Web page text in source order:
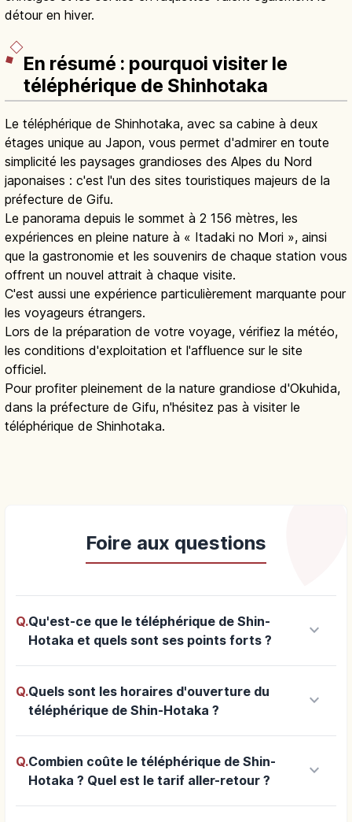
détour en hiver.
En résumé : pourquoi visiter le
téléphérique de Shinhotaka
Le téléphérique de Shinhotaka, avec sa cabine à deux
étages unique au Japon, vous permet d'admirer en toute
simplicité les paysages grandioses des Alpes du Nord
japonaises : c'est l'un des sites touristiques majeurs de la
préfecture de Gifu.
Le panorama depuis le sommet à 2 156 mètres, les
expériences en pleine nature à « Itadaki no Mori », ainsi
que la gastronomie et les souvenirs de chaque station vous
offrent un nouvel attrait à chaque visite.
C'est aussi une expérience particulièrement marquante pour
les voyageurs étrangers.
Lors de la préparation de votre voyage, vérifiez la météo,
les conditions d'exploitation et l'affluence sur le site
officiel.
Pour profiter pleinement de la nature grandiose d'Okuhida,
dans la préfecture de Gifu, n'hésitez pas à visiter le
téléphérique de Shinhotaka.
Foire aux questions
Q.Qu'est-ce que le téléphérique de Shin-
Hotaka et quels sont ses points forts ?
keyboard_arrow_down
Q.Quels sont les horaires d'ouverture du
téléphérique de Shin-Hotaka ?
keyboard_arrow_down
Q.Combien coûte le téléphérique de Shin-
Hotaka ? Quel est le tarif aller-retour ?
keyboard_arrow_down